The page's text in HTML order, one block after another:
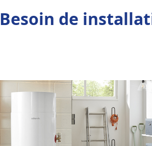
Besoin de